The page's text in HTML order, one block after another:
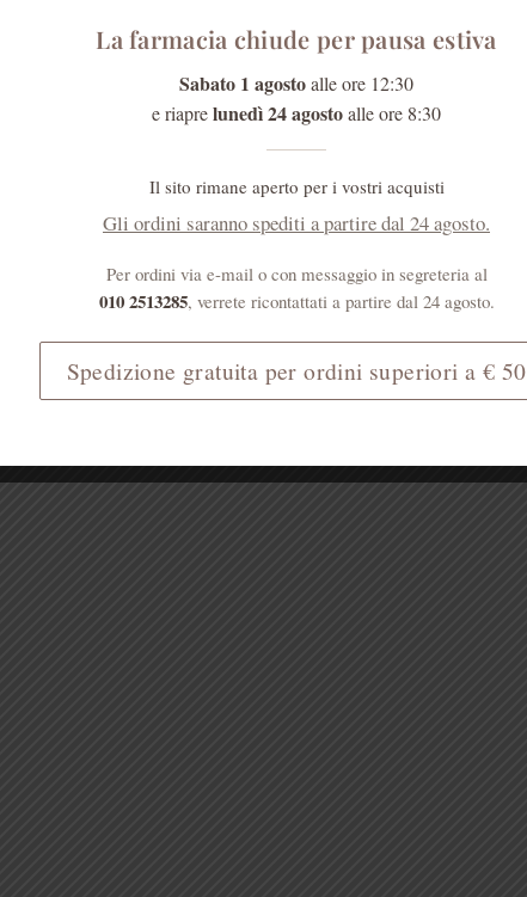
La farmacia chiude per pausa estiva
Sabato 1 agostoalle ore 12:30
e riaprelunedì 24 agostoalle ore 8:30
Il sito rimane aperto per i vostri acquisti
Gli ordini saranno spediti a partire dal 24 agosto.
Per ordini via e-mail o con messaggio in segreteria al
010 2513285, verrete ricontattati a partire dal 24 agosto.
Spedizione gratuita per ordini superiori a € 50